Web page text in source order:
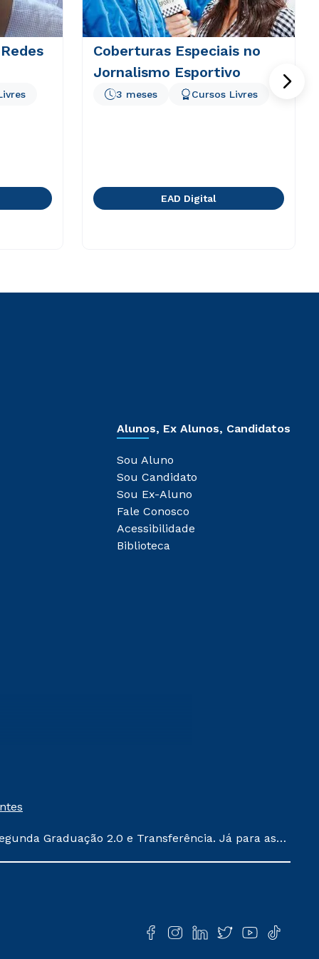
Coberturas Especiais no
Jornalismo Esportivo
3 meses Cursos Livres
EAD Digital
Alunos, Ex Alunos, Candidatos
Sou Aluno
Sou Candidato
Sou Ex-Aluno
Fale Conosco
Acessibilidade
Biblioteca
Graduação 2.0 e Transferência. Já para as